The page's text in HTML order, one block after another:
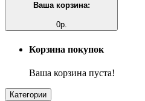
Ваша корзина:
0р.
Корзина покупок
Ваша корзина пуста!
Категории